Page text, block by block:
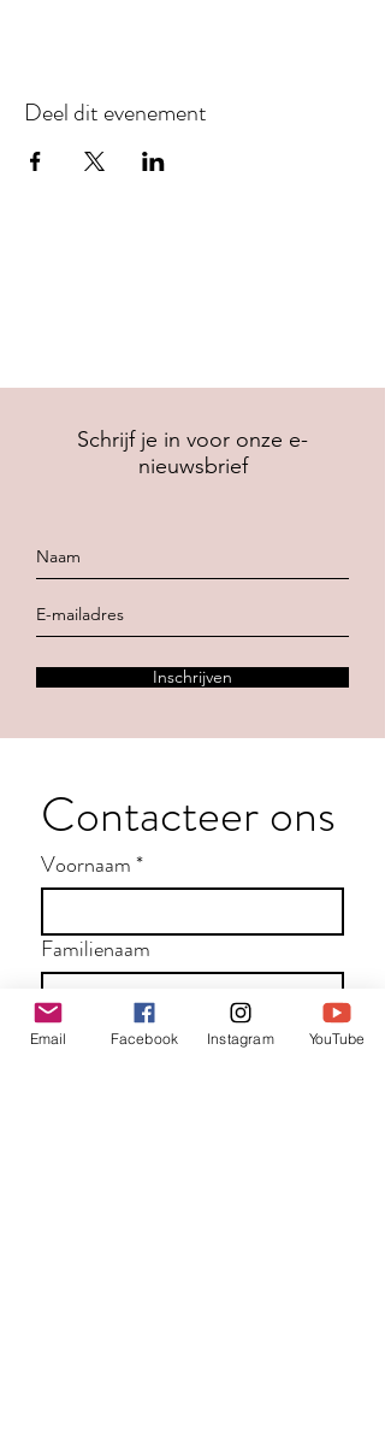
Deel dit evenement
Schrijf je in voor onze e-
nieuwsbrief
Inschrijven
Contacteer ons
Voornaam*
Familienaam
E-mail *
Email Facebook Instagram YouTube